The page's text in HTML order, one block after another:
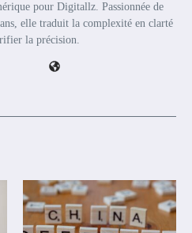
pour Digitallz. Passionnée de
elle traduit la complexité en clarté
la précision.